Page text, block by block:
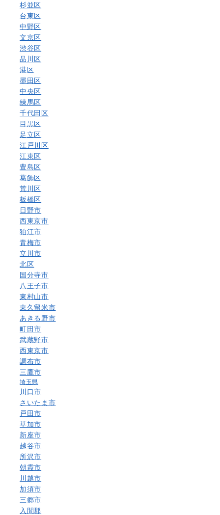
杉並区
台東区
中野区
文京区
渋谷区
品川区
港区
墨田区
中央区
練馬区
千代田区
目黒区
足立区
江戸川区
江東区
豊島区
葛飾区
荒川区
板橋区
日野市
西東京市
狛江市
青梅市
立川市
北区
国分寺市
八王子市
東村山市
東久留米市
あきる野市
町田市
武蔵野市
西東京市
調布市
三鷹市
埼玉県
川口市
さいたま市
戸田市
草加市
新座市
越谷市
所沢市
朝霞市
川越市
加須市
三郷市
入間郡